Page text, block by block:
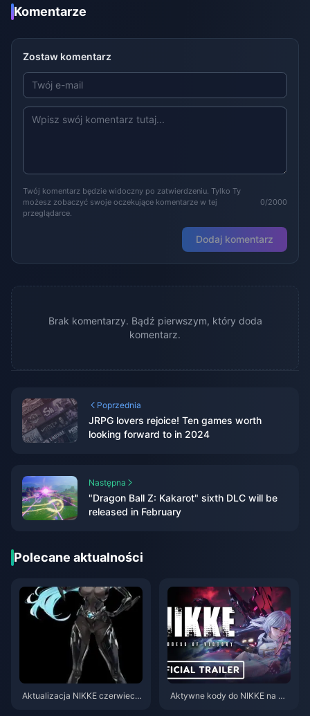
Komentarze
Zostaw komentarz
Twój komentarz będzie widoczny po zatwierdzeniu. Tylko Ty
możesz zobaczyć swoje oczekujące komentarze w tej
przeglądarce.
0/2000
Dodaj komentarz
Brak komentarzy. Bądź pierwszym, który doda
komentarz.
Poprzednia
JRPG lovers rejoice! Ten games worth
looking forward to in 2024
Następna
"Dragon Ball Z: Kakarot" sixth DLC will be
released in February
Polecane aktualności
Aktualizacja NIKKE czerwiec 2
Aktywne kody do NIKKE na ma